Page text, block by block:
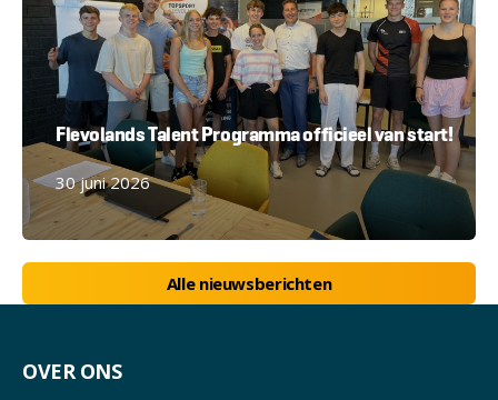
Flevolands Talent Programma officieel van start!
30 juni 2026
Alle nieuwsberichten
OVER ONS